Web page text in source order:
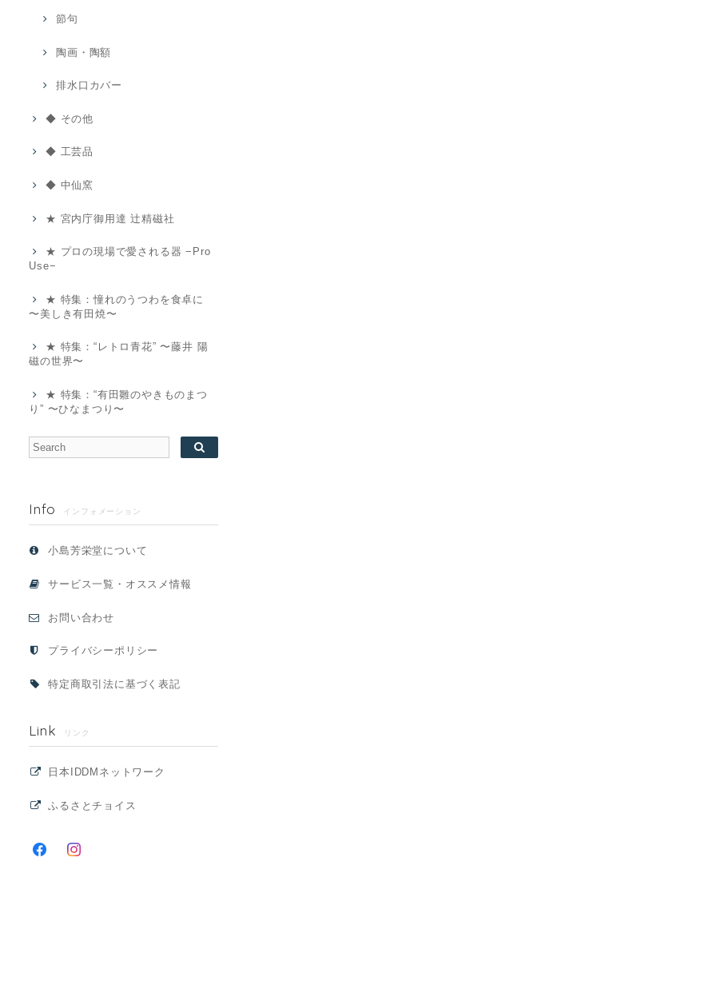
節句
陶画・陶額
排水口カバー
◆ その他
◆ 工芸品
◆ 中仙窯
★ 宮内庁御用達 辻精磁社
★ プロの現場で愛される器 −Pro
Use−
★ 特集：憧れのうつわを食卓に
〜美しき有田焼〜
★ 特集：“レトロ青花” 〜藤井 陽
磁の世界〜
★ 特集：“有田雛のやきものまつ
り” 〜ひなまつり〜
Info インフォメーション
小島芳栄堂について
サービス一覧・オススメ情報
お問い合わせ
プライバシーポリシー
特定商取引法に基づく表記
Link リンク
日本IDDMネットワーク
ふるさとチョイス